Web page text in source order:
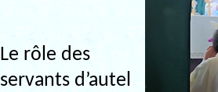
Le rôle des
servants d’autel